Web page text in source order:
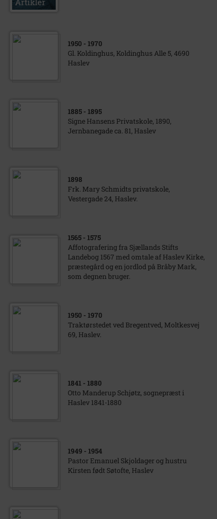
1950 - 1970
Gl. Koldinghus, Koldinghus Alle 5, 4690
Haslev
1885 - 1895
Signe Hansens Privatskole, 1890,
Jernbanegade ca. 81, Haslev
1898
Frk. Mary Schmidts privatskole,
Vestergade 24, Haslev.
1565 - 1575
Affotografering fra Sjællands Stifts
Landebog 1567 med omtale af Haslev Kirke,
præstegård og en jordlod på Bråby Mark,
som degnen bruger.
1950 - 1970
Traktørstedet ved Bregentved, Moltkesvej
69, Haslev.
1841 - 1880
Otto Manderup Schjøtz, sognepræst i
Haslev 1841-1880
1949 - 1954
Pastor Emanuel Skjoldager og hustru
Kirsten født Søtofte, Haslev